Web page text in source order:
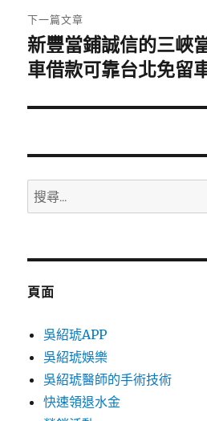
章:
下一篇文章
下
一
文
新豐當鋪誠信的三峽
車借款可靠台北免留
搜
尋
鍵
頁面
吳紹琥APP
吳紹琥娛樂
吳紹琥醫師的手術技術
快速領退水金